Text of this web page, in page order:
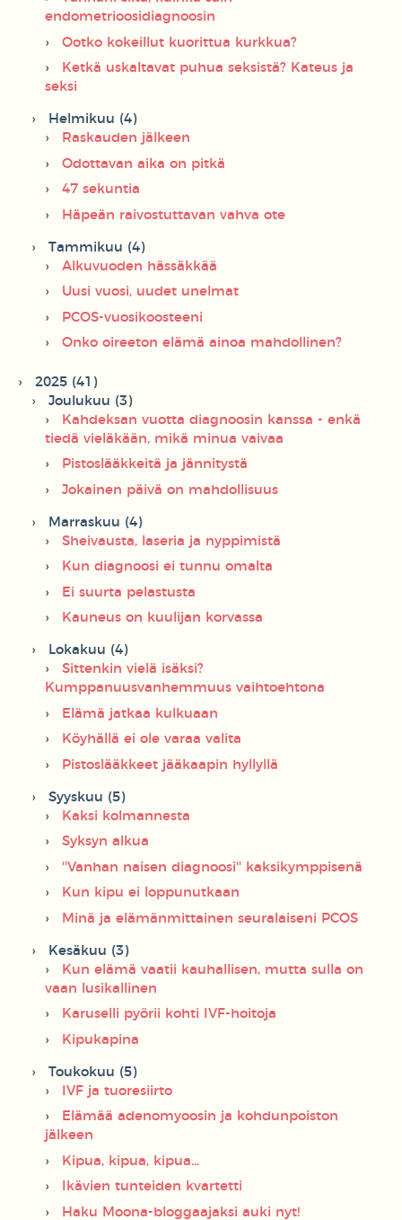
endometrioosidiagnoosin
Ootko kokeillut kuorittua kurkkua?
Ketkä uskaltavat puhua seksistä? Kateus ja
seksi
Helmikuu (4)
Raskauden jälkeen
Odottavan aika on pitkä
47 sekuntia
Häpeän raivostuttavan vahva ote
Tammikuu (4)
Alkuvuoden hässäkkää
Uusi vuosi, uudet unelmat
PCOS-vuosikoosteeni
Onko oireeton elämä ainoa mahdollinen?
2025 (41)
Joulukuu (3)
Kahdeksan vuotta diagnoosin kanssa - enkä
tiedä vieläkään, mikä minua vaivaa
Pistoslääkkeitä ja jännitystä
Jokainen päivä on mahdollisuus
Marraskuu (4)
Sheivausta, laseria ja nyppimistä
Kun diagnoosi ei tunnu omalta
Ei suurta pelastusta
Kauneus on kuulijan korvassa
Lokakuu (4)
Sittenkin vielä isäksi?
Kumppanuusvanhemmuus vaihtoehtona
Elämä jatkaa kulkuaan
Köyhällä ei ole varaa valita
Pistoslääkkeet jääkaapin hyllyllä
Syyskuu (5)
Kaksi kolmannesta
Syksyn alkua
''Vanhan naisen diagnoosi'' kaksikymppisenä
Kun kipu ei loppunutkaan
Minä ja elämänmittainen seuralaiseni PCOS
Kesäkuu (3)
Kun elämä vaatii kauhallisen, mutta sulla on
vaan lusikallinen
Karuselli pyörii kohti IVF-hoitoja
Kipukapina
Toukokuu (5)
IVF ja tuoresiirto
Elämää adenomyoosin ja kohdunpoiston
jälkeen
Kipua, kipua, kipua...
Ikävien tunteiden kvartetti
Haku Moona-bloggaajaksi auki nyt!